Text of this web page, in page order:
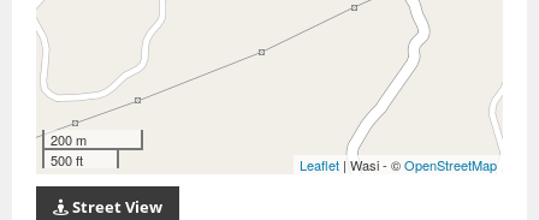
200 m
500 ft
Leaflet | Wasi - ©OpenStreetMap
Street View